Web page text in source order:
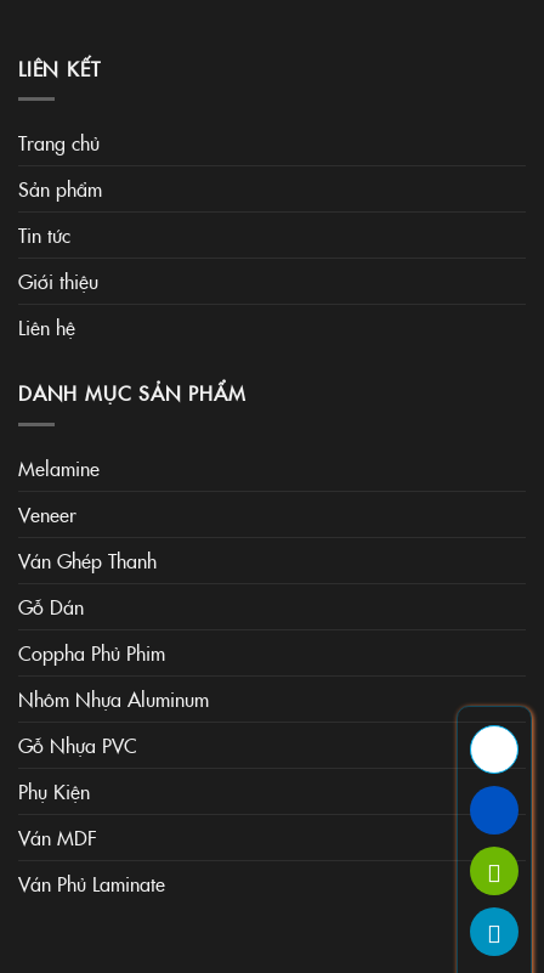
LIÊN KẾT
Trang chủ
Sản phẩm
Tin tức
Giới thiệu
Liên hệ
DANH MỤC SẢN PHẨM
Melamine
Veneer
Ván Ghép Thanh
Gỗ Dán
Coppha Phủ Phim
Nhôm Nhựa Aluminum
Gỗ Nhựa PVC
Phụ Kiện
Ván MDF
Ván Phủ Laminate